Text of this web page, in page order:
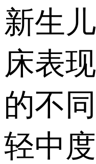
新生
床表
的不
轻中